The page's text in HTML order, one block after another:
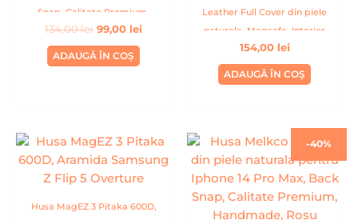
Snap, Calitate Premium,
Handmade, Visiniu
134,00lei 99,00 lei
ADAUGĂ ÎN COȘ
Leather Full Cover din piele
naturala, Magsafe, Interior
Din Microfibra, Handmade,
Fuchsia
154,00 lei
ADAUGĂ ÎN COȘ
Husa MagEZ 3 Pitaka 600D,
-40%
Prețul
a
fost:
134,00 lei.
Prețul
este:
79,99 lei.